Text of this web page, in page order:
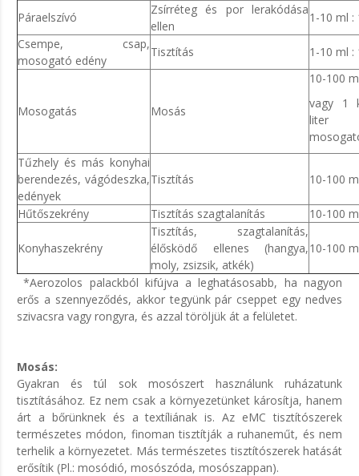
Páraelszívó
Zsírréteg és por lerakódása
ellen
1-10 ml
Csempe, csap,
mosogató edény
Tisztítás 1-10 ml
Mosogatás Mosás
10-100
vagy 1
liter
Tűzhely és más konyhai
berendezés, vágódeszka,
edények
Tisztítás 10-100
Hűtőszekrény Tisztítás szagtalanítás 10-100
Konyhaszekrény
Tisztítás, szagtalanítás,
élősködő ellenes (hangya,
moly, zsizsik, atkék)
10-100
*Aerozolos palackból kifújva a leghatásosabb, ha nagyon
erős a szennyeződés, akkor tegyünk pár cseppet egy nedves
szivacsra vagy rongyra, és azzal töröljük át a felületet.
Mosás:
Gyakran és túl sok mosószert használunk ruházatunk
tisztításához. Ez nem csak a környezetünket károsítja, hanem
árt a bőrünknek és a textíliának is. Az eMC tisztítószerek
természetes módon, finoman tisztítják a ruhaneműt, és nem
terhelik a környezetet. Más természetes tisztítószerek hatását
erősítik (Pl.: mosódió, mosószóda, mosószappan).